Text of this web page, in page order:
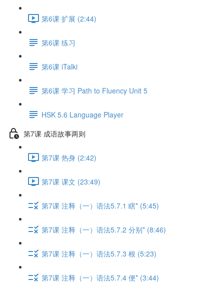
第6课 扩展 (2:44)
第6课 练习
第6课 iTalki
第6课 学习 Path to Fluency Unit 5
HSK 5.6 Language Player
第7课 成语故事两则
第7课 热身 (2:42)
第7课 课文 (23:49)
第7课 注释（一）语法5.7.1 瞎* (5:45)
第7课 注释（一）语法5.7.2 分别* (8:46)
第7课 注释（一）语法5.7.3 根 (5:23)
第7课 注释（一）语法5.7.4 便* (3:44)